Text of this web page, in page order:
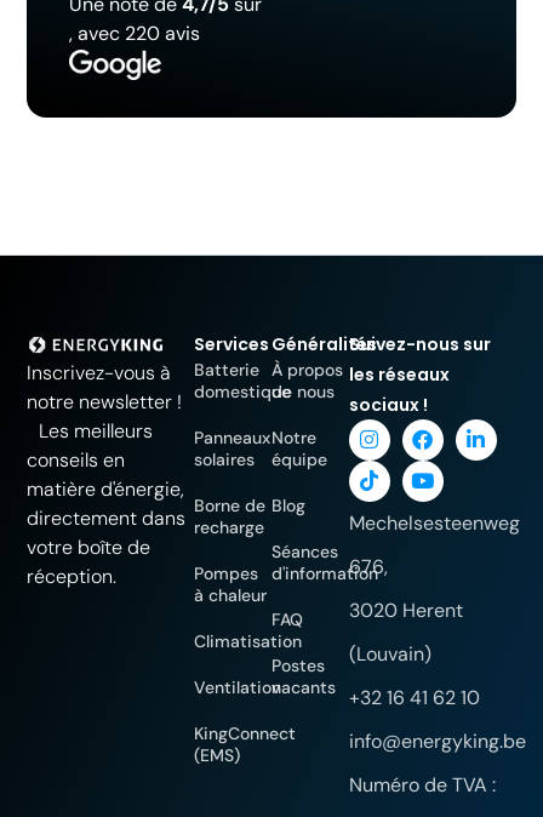
, avec 220 avis
Inscrivez-vous à
notre newsletter !
Les meilleurs
conseils en
matière d'énergie,
directement dans
votre boîte de
réception.
Services
Batterie
domestique
Panneaux
solaires
Borne de
recharge
Pompes
à chaleur
Climatisation
Ventilation
KingConnect
(EMS)
Généralités
À propos
de nous
Notre
équipe
Blog
Séances
d'information
FAQ
Postes
vacants
Suivez-nous sur
les réseaux
sociaux !
Mechelsesteenweg
676,
3020 Herent
(Louvain)
+32 16 41 62 10
info@energyking.be
Numéro de TVA :